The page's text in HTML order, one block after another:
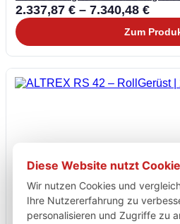
2.337,87 € – 7.340,48 €
Zum
Diese Website nutzt
Wir nutzen Cookies und
Ihre Nutzererfahrung zu
personalisieren und Zugriffe zu